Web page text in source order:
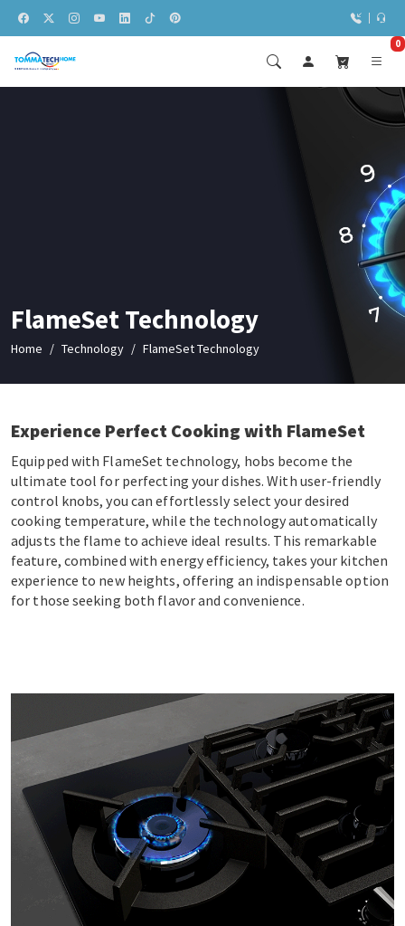
0
FlameSet Technology
Home Technology FlameSet Technology
Experience Perfect Cooking with FlameSet
Equipped with FlameSet technology, hobs become the
ultimate tool for perfecting your dishes. With user-friendly
control knobs, you can effortlessly select your desired
cooking temperature, while the technology automatically
adjusts the flame to achieve ideal results. This remarkable
feature, combined with energy efficiency, takes your kitchen
experience to new heights, offering an indispensable option
for those seeking both flavor and convenience.